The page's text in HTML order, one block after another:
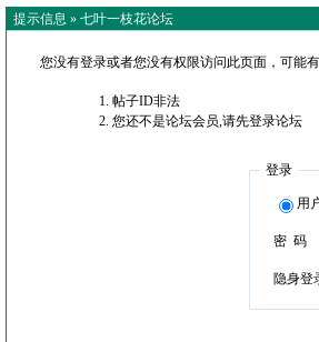
提示信息 » 七叶一枝花论坛
您没有登录或者您没有权限访问此页面，可能
帖子ID非法
您还不是论坛会员,请先登录论坛
登录
用
密 码
隐身登